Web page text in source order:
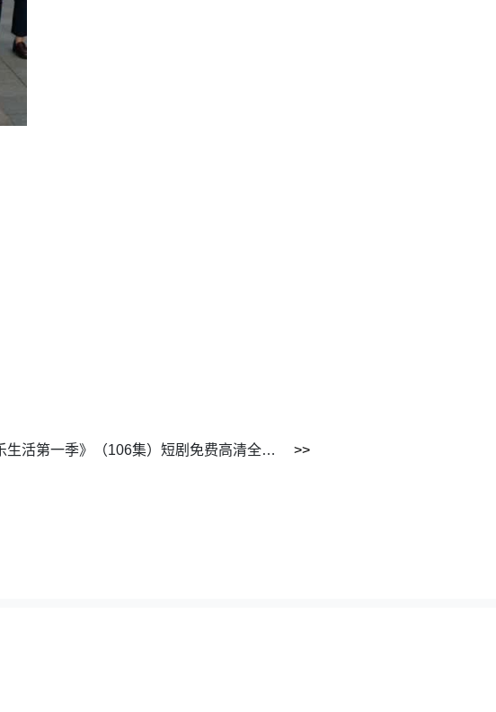
《我与女帝的快乐生活第一季》（106集）短剧免费高清全集追剧